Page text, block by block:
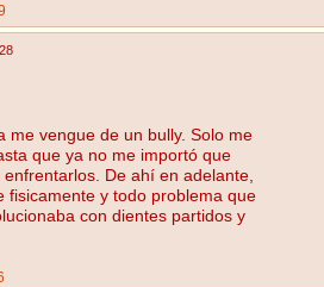
me vengue de un bully. Solo me
que ya no me importó que
De ahí en adelante,
fisicamente y todo problema que
con dientes partidos y